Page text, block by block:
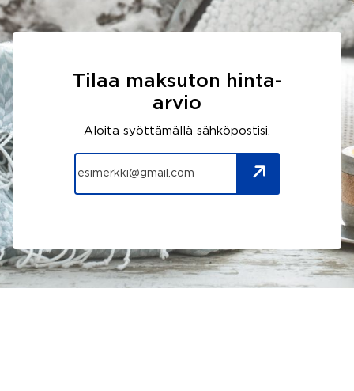
Tilaa maksuton hinta-
arvio
Aloita syöttämällä sähköpostisi.